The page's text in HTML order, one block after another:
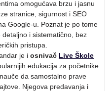
omogućava brzu i jasnu
stranice, sigurnost i SEO
Google-u. Poznat je po tome
i sistematično, bez
pristupa.
je i osnivač Live Škole
edukacija za početnike
da samostalno prave
Njegova predavanja i